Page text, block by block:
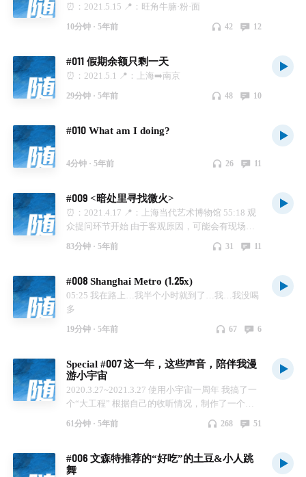
⏰：2021.5.15 📍：旺角牛腩·粉·面
10分钟 · 5年前 42 12
#011 假期余额只剩一天
⏰：2021.5.1 📍：上海➡️南京
29分钟 · 5年前 48 10
#010 What am I doing?
4分钟 · 5年前 26 11
#009 <暗处里寻找微火>
⏰：2021.4.17 📍：上海当代艺术博物馆 55:18 观
众提问环节开始 由于客观原因，可能会有现场一
收听并加大音量
83分钟 · 5年前 31 11
#008 Shanghai Metro (1.25x)
05:25 我在路上…我半个小时就到了…我…我没喝
多
19分钟 · 5年前 67 6
Special #007 这一年，这些声音，陪伴我漫
游小宇宙
2020.3.27~2021.3.27 使用小宇宙一周年 我搞了一
个“大工程” 根据自己的收听情况，制作了一个声
从卡灵顿到梦剧场／红魔电台｜听我们聊曼联／曼
动StochasticVolatility／Fishes' Wishes／Nice Try／
请回答，普鲁斯特／展开讲讲／天才捕手FM-打捞
61分钟 · 5年前 268 51
#006 文森特推荐的“好吃”的土豆&小人跳
舞